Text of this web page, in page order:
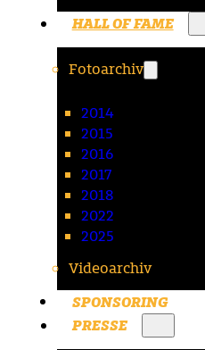
HALL OF FAME
Fotoarchiv
2014
2015
2016
2017
2018
2022
2025
Videoarchiv
SPONSORING
PRESSE